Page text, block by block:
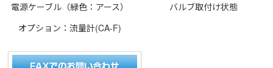
電源ケーブル（緑色：アース）
バルブ取付け状態
オプション：流量計(CA-F)